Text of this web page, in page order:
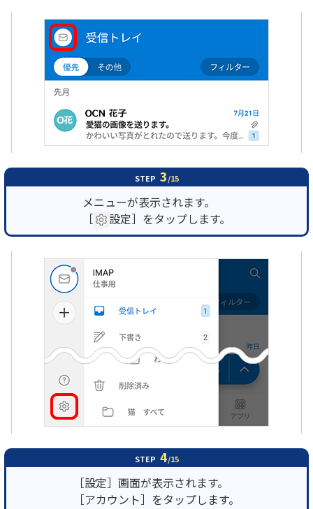
STEP 3/15
メニューが表示されます。
［
設定］をタップします。
STEP 4/15
［設定］画面が表示されます。
［アカウント］をタップします。